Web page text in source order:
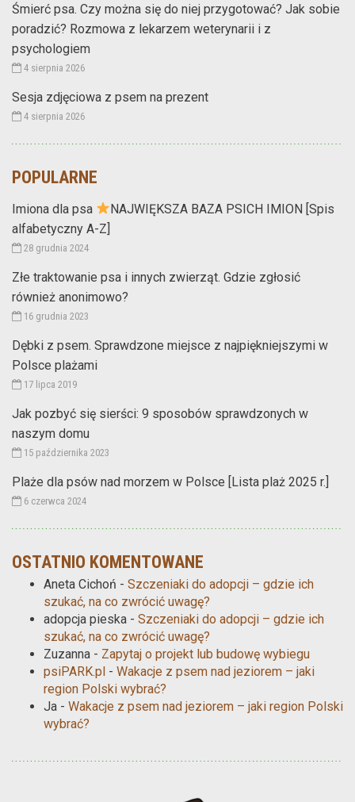
Śmierć psa. Czy można się do niej przygotować? Jak sobie
poradzić? Rozmowa z lekarzem weterynarii i z
psychologiem
4 sierpnia 2026
Sesja zdjęciowa z psem na prezent
4 sierpnia 2026
POPULARNE
Imiona dla psa
NAJWIĘKSZA BAZA PSICH IMION [Spis
alfabetyczny A-Z]
28 grudnia 2024
Złe traktowanie psa i innych zwierząt. Gdzie zgłosić
również anonimowo?
16 grudnia 2023
Dębki z psem. Sprawdzone miejsce z najpiękniejszymi w
Polsce plażami
17 lipca 2019
Jak pozbyć się sierści: 9 sposobów sprawdzonych w
naszym domu
15 października 2023
Plaże dla psów nad morzem w Polsce [Lista plaż 2025 r.]
6 czerwca 2024
OSTATNIO KOMENTOWANE
Aneta Cichoń - Szczeniaki do adopcji – gdzie ich
szukać, na co zwrócić uwagę?
adopcja pieska - Szczeniaki do adopcji – gdzie ich
szukać, na co zwrócić uwagę?
Zuzanna - Zapytaj o projekt lub budowę wybiegu
psiPARK.pl - Wakacje z psem nad jeziorem – jaki
region Polski wybrać?
Ja - Wakacje z psem nad jeziorem – jaki region Polski
wybrać?